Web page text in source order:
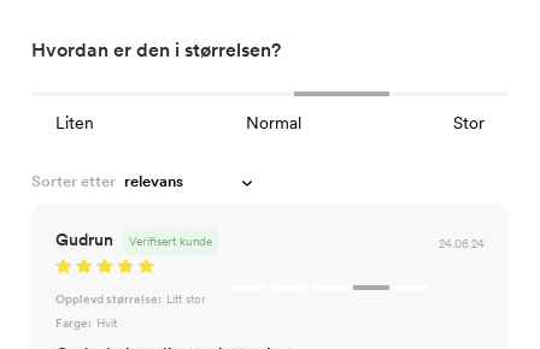
Hvordan er den i størrelsen?
Liten Normal Stor
Sorter etter
Gudrun 24.06.24
Verifisert kunde
Opplevd størrelse: Litt stor
Farge: Hvit